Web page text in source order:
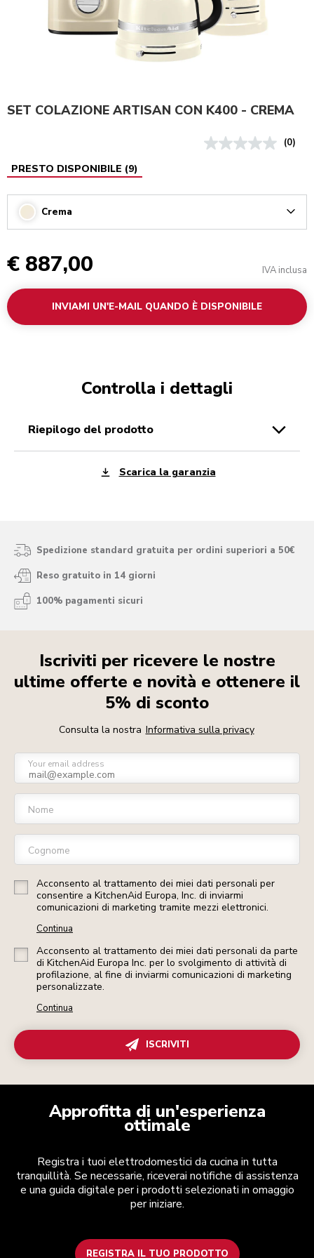
SET COLAZIONE ARTISAN CON K400 - CREMA
(0)
PRESTO DISPONIBILE (9)
Crema
€ 887,00 IVA inclusa
INVIAMI UN'E-MAIL QUANDO È DISPONIBILE
Controlla i dettagli
riepilogo del prodotto
Scarica la garanzia
Spedizione standard gratuita per ordini superiori a 50€
Reso gratuito in 14 giorni
100% pagamenti sicuri
Iscriviti per ricevere le nostre
ultime offerte e novità e ottenere il
5% di sconto
Consulta la nostra Informativa sulla privacy
Your email address
Nome
Cognome
Acconsento al trattamento dei miei dati personali per
consentire a KitchenAid Europa, Inc. di inviarmi
comunicazioni di marketing tramite mezzi elettronici.
Continua
Acconsento al trattamento dei miei dati personali da parte
di KitchenAid Europa Inc. per lo svolgimento di attività di
profilazione, al fine di inviarmi comunicazioni di marketing
personalizzate.
Continua
ISCRIVITI
Approfitta di un'esperienza
ottimale
Registra i tuoi elettrodomestici da cucina in tutta
tranquillità. Se necessarie, riceverai notifiche di assistenza
e una guida digitale per i prodotti selezionati in omaggio
per iniziare.
REGISTRA IL TUO PRODOTTO